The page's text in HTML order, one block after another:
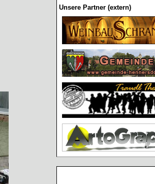
Unsere Partner (extern)